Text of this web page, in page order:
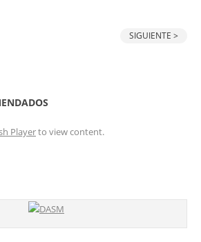
SIGUIENTE >
Playerto view content.